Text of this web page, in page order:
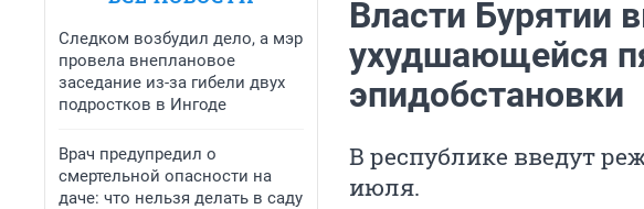
Следком возбудил дело, а мэр
провела внеплановое
заседание из-за гибели двух
подростков в Ингоде
Врач предупредил о
смертельной опасности на
даче: что нельзя делать в саду
Власти Бурятии
ухудшающейся
эпидобстановки
В республике введут
июля.